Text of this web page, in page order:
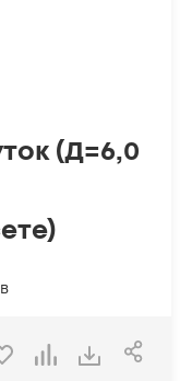
(Д=6,0